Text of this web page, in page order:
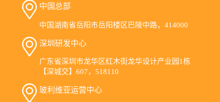
中国总部
中国湖南省岳阳市岳阳楼区巴陵中路，414000
深圳研发中心
广东省深圳市龙华区红木街龙华设计产业园1栋
【深城交】607，518110
玻利维亚运营中心